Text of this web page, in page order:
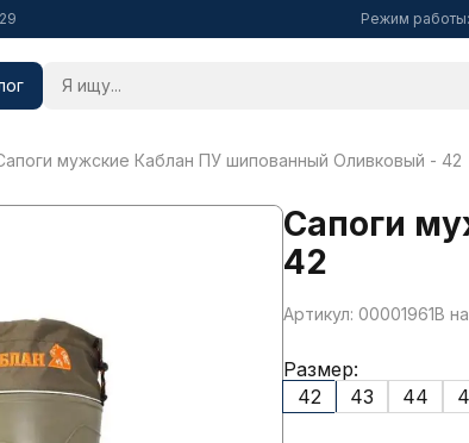
Режим работы:
мужские Каблан ПУ шипованный Оливковый - 42
Сапоги
42
Артикул: 00001961В
Размер:
42
43 44